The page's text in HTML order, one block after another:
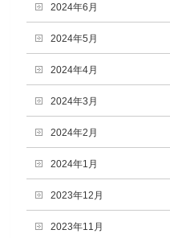
2024年6月
2024年5月
2024年4月
2024年3月
2024年2月
2024年1月
2023年12月
2023年11月